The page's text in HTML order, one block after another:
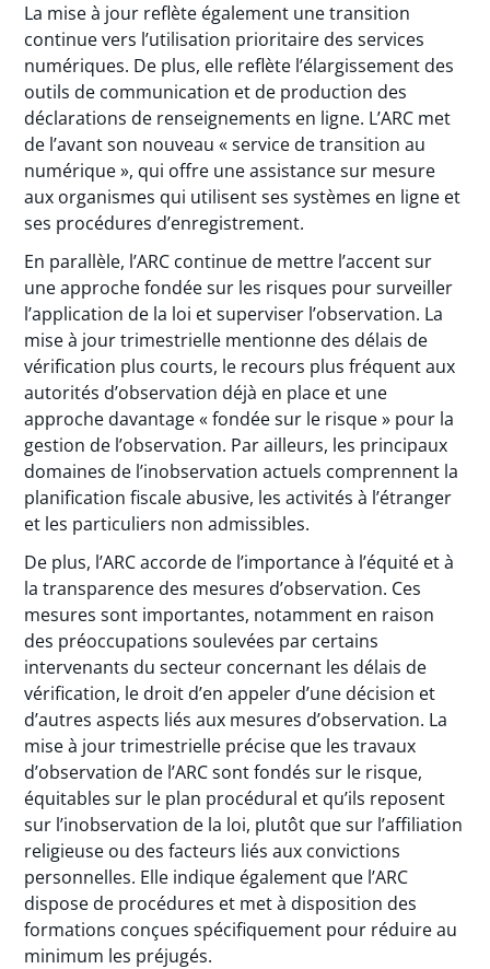
La mise à jour reflète également une transition
continue vers l’utilisation prioritaire des services
numériques. De plus, elle reflète l’élargissement des
outils de communication et de production des
déclarations de renseignements en ligne. L’ARC met
de l’avant son nouveau « service de transition au
numérique », qui offre une assistance sur mesure
aux organismes qui utilisent ses systèmes en ligne et
ses procédures d’enregistrement.
En parallèle, l’ARC continue de mettre l’accent sur
une approche fondée sur les risques pour surveiller
l’application de la loi et superviser l’observation. La
mise à jour trimestrielle mentionne des délais de
vérification plus courts, le recours plus fréquent aux
autorités d’observation déjà en place et une
approche davantage « fondée sur le risque » pour la
gestion de l’observation. Par ailleurs, les principaux
domaines de l’inobservation actuels comprennent la
planification fiscale abusive, les activités à l’étranger
et les particuliers non admissibles.
De plus, l’ARC accorde de l’importance à l’équité et à
la transparence des mesures d’observation. Ces
mesures sont importantes, notamment en raison
des préoccupations soulevées par certains
intervenants du secteur concernant les délais de
vérification, le droit d’en appeler d’une décision et
d’autres aspects liés aux mesures d’observation. La
mise à jour trimestrielle précise que les travaux
d’observation de l’ARC sont fondés sur le risque,
équitables sur le plan procédural et qu’ils reposent
sur l’inobservation de la loi, plutôt que sur l’affiliation
religieuse ou des facteurs liés aux convictions
personnelles. Elle indique également que l’ARC
dispose de procédures et met à disposition des
formations conçues spécifiquement pour réduire au
minimum les préjugés.